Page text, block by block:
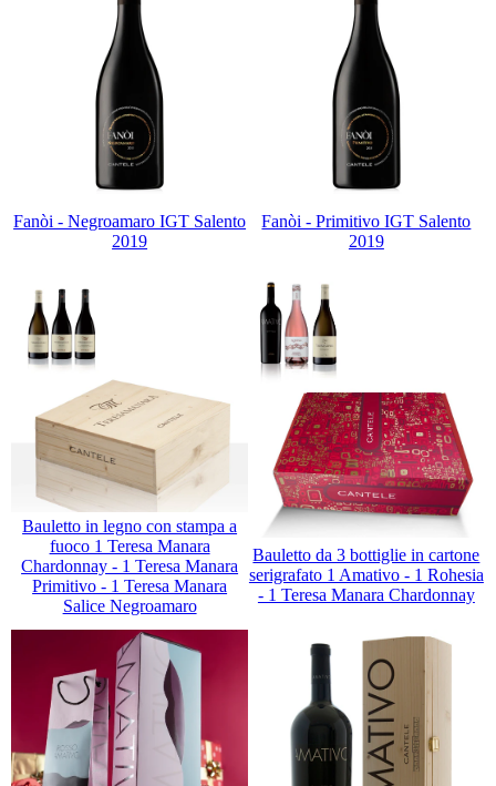
Fanòi - Negroamaro IGT Salento
2019
Fanòi - Primitivo IGT Salento
2019
Bauletto in legno con stampa a
fuoco 1 Teresa Manara
Chardonnay - 1 Teresa Manara
Primitivo - 1 Teresa Manara
Salice Negroamaro
Bauletto da 3 bottiglie in cartone
serigrafato 1 Amativo - 1 Rohesia
- 1 Teresa Manara Chardonnay